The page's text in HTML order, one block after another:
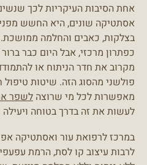
אחת הסיבות העיקריות לכך
אסתטיקה שונים, היא החשש מפני
בצלקות, כאבים והחלמה
כפתרון מרכזי, אבל היום כבר
מקרוב את חדר הניתוח או
פולשני מהסוג הזה. שיטות
מאפשרות לכל מי שרוצה לשפר
לעשות את זה בדרך בטוחה ויעילה
במרכז לרפואת עור ואסתטיקה
לרבות עיצוב קו לסת, הרמת